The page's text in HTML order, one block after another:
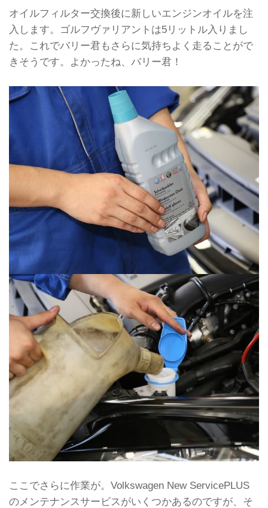
オイルフィルター交換後に新しいエンジンオイルを注
入します。ゴルフヴァリアントは5リットル入りまし
た。これでバリー君もさらに気持ちよく走ることがで
きそうです。よかったね、バリー君！
ここでさらに作業が。Volkswagen New ServicePLUS
のメンテナンスサービスがいくつかあるのですが、そ